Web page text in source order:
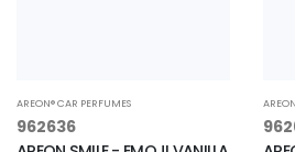
AREON® CAR PERFUMES
962636